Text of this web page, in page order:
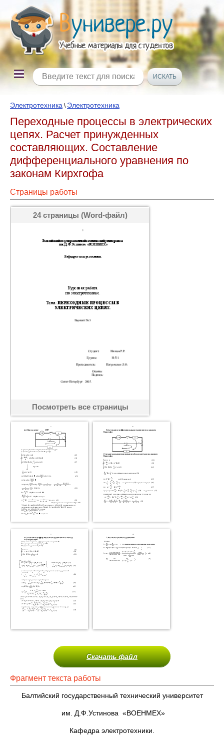
Электротехника \ Электротехника
Переходные процессы в электрических
цепях. Расчет принужденных
составляющих. Составление
дифференциального уравнения по
законам Кирхгофа
Страницы работы
24 страницы (Word-файл)
Посмотреть все страницы
Скачать файл
Фрагмент текста работы
Балтийский государственный технический университет
им. Д.Ф.Устинова «ВОЕНМЕХ»
Кафедра электротехники.